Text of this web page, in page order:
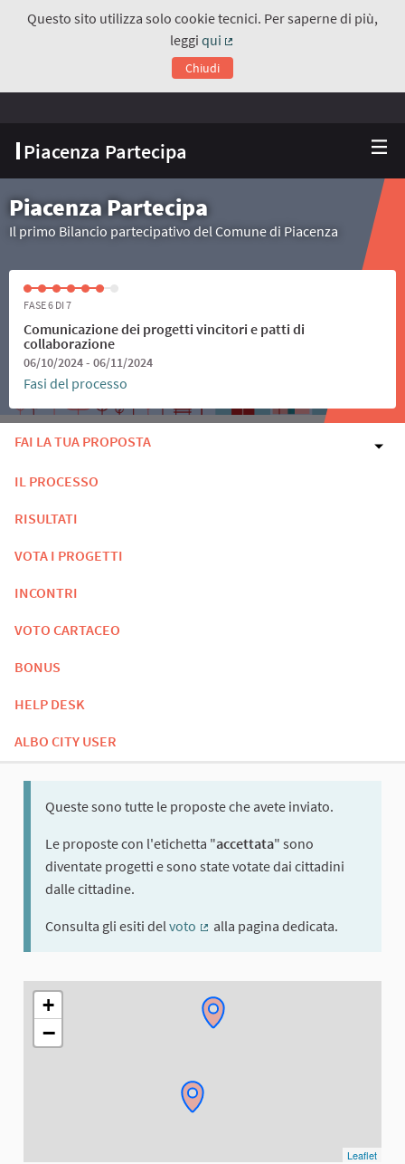
Questo sito utilizza solo cookie tecnici. Per saperne di più,
leggi qui
(Collegamento esterno)
Chiudi
Piacenza Partecipa
Piacenza Partecipa
Il primo Bilancio partecipativo del Comune di Piacenza
FASE 6 DI 7
Comunicazione dei progetti vincitori e patti di
collaborazione
06/10/2024 - 06/11/2024
Fasi del processo
FAI LA TUA PROPOSTA
IL PROCESSO
RISULTATI
VOTA I PROGETTI
INCONTRI
VOTO CARTACEO
BONUS
HELP DESK
ALBO CITY USER
Queste sono tutte le proposte che avete inviato.
Le proposte con l'etichetta "accettata" sono
diventate progetti e sono state votate dai cittadini
dalle cittadine.
Consulta gli esiti delvoto
alla pagina dedicata.
L'elemento seguente è una mappa che presenta gli
+
−
Leaflet